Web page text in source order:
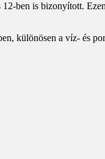
ben is bizonyított.
különösen a víz- és